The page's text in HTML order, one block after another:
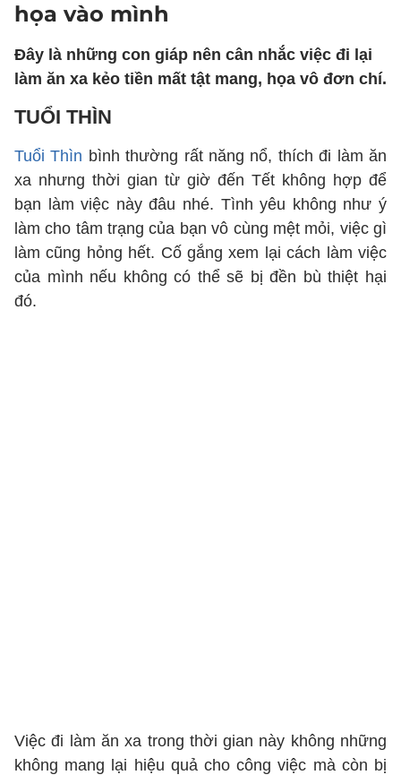
họa vào mình
Đây là những con giáp nên cân nhắc việc đi lại
làm ăn xa kẻo tiền mất tật mang, họa vô đơn chí.
TUỔI THÌN
Tuổi Thìn bình thường rất năng nổ, thích đi làm ăn
xa nhưng thời gian từ giờ đến Tết không hợp để
bạn làm việc này đâu nhé. Tình yêu không như ý
làm cho tâm trạng của bạn vô cùng mệt mỏi, việc gì
làm cũng hỏng hết. Cố gắng xem lại cách làm việc
của mình nếu không có thể sẽ bị đền bù thiệt hại
đó.
Việc đi làm ăn xa trong thời gian này không những
không mang lại hiệu quả cho công việc mà còn bị